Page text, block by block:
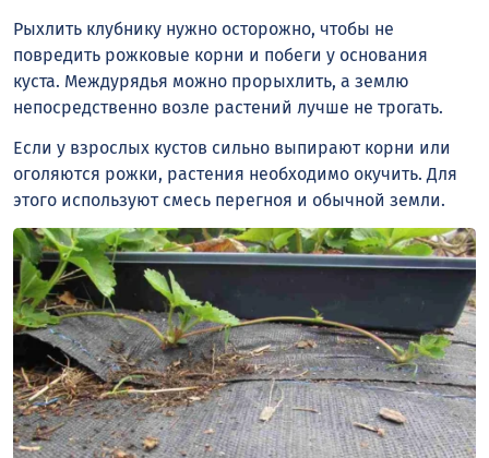
Рыхлить клубнику нужно осторожно, чтобы не
повредить рожковые корни и побеги у основания
куста. Междурядья можно прорыхлить, а землю
непосредственно возле растений лучше не трогать.
Если у взрослых кустов сильно выпирают корни или
оголяются рожки, растения необходимо окучить. Для
этого используют смесь перегноя и обычной земли.